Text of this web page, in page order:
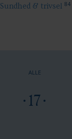
Sundhed & trivsel 84
ALLE
17